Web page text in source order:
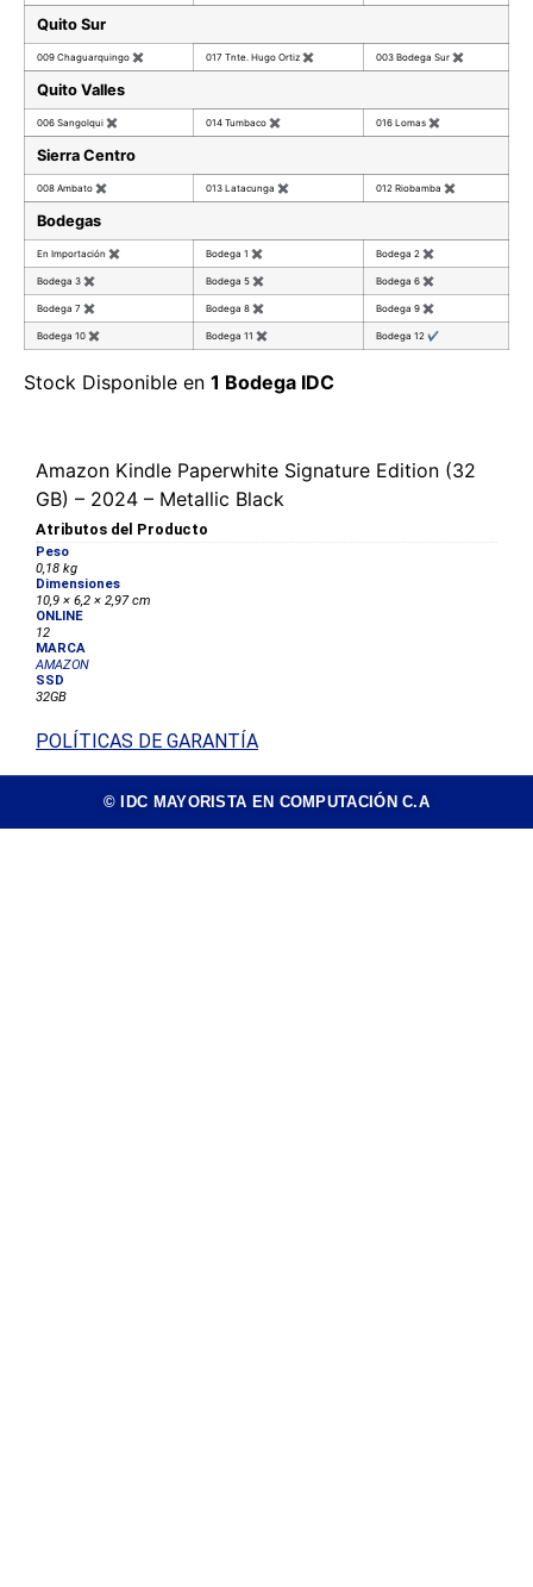
Quito Sur
009 Chaguarquingo ✖ 017 Tnte. Hugo Ortiz ✖ 003 Bodega Sur ✖
Quito Valles
006 Sangolqui ✖ 014 Tumbaco ✖ 016 Lomas ✖
Sierra Centro
008 Ambato ✖ 013 Latacunga ✖ 012 Riobamba ✖
Bodegas
En Importación ✖ Bodega 1 ✖ Bodega 2 ✖
Bodega 3 ✖ Bodega 5 ✖ Bodega 6 ✖
Bodega 7 ✖ Bodega 8 ✖ Bodega 9 ✖
Bodega 10 ✖ Bodega 11 ✖ Bodega 12 ✔
Stock Disponible en 1 Bodega IDC
Amazon Kindle Paperwhite Signature Edition (32
GB) – 2024 – Metallic Black
Atributos del Producto
Peso
0,18 kg
Dimensiones
10,9 × 6,2 × 2,97 cm
ONLINE
12
MARCA
AMAZON
SSD
32GB
POLÍTICAS DE GARANTÍA
© IDC MAYORISTA EN COMPUTACIÓN C.A